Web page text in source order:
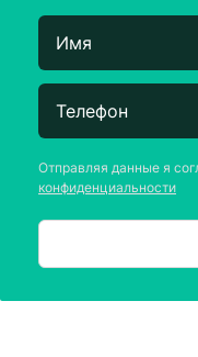
Отправляя данные я
конфиденциальности